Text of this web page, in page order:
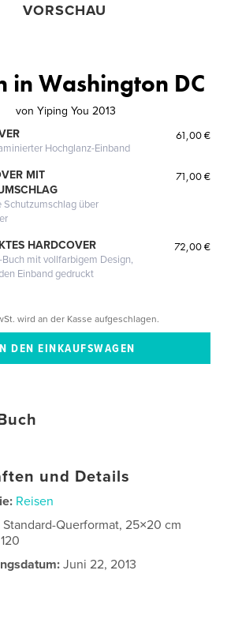
VORSCHAU
in Washington DC
von Yiping You 2013
Hochglanz-Einband
61,00 €
MIT
Schutzumschlag über
71,00 €
HARDCOVER
Buch mit vollfarbigem Design,
Einband gedruckt
72,00 €
wird an der Kasse aufgeschlagen.
und Details
Reisen
Standard-Querformat, 25×20 cm
120
Juni 22, 2013